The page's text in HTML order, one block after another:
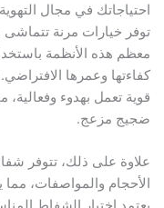
في مجال التهوية
خيارات مرنة تتماشى مع
هذه الأنظمة باستخدام
وعمرها الافتراضي.
تعمل بهدوء وفعالية، مما
مزعج.
على ذلك، تتوفر
والمواصفات، مما يتيح